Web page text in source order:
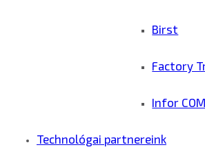
Birst
Factory
Infor
Technológai partnereink